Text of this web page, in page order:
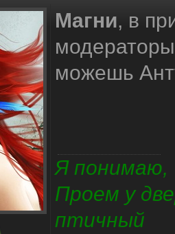
Магни, в
можешь
Я
Проем у
птичный